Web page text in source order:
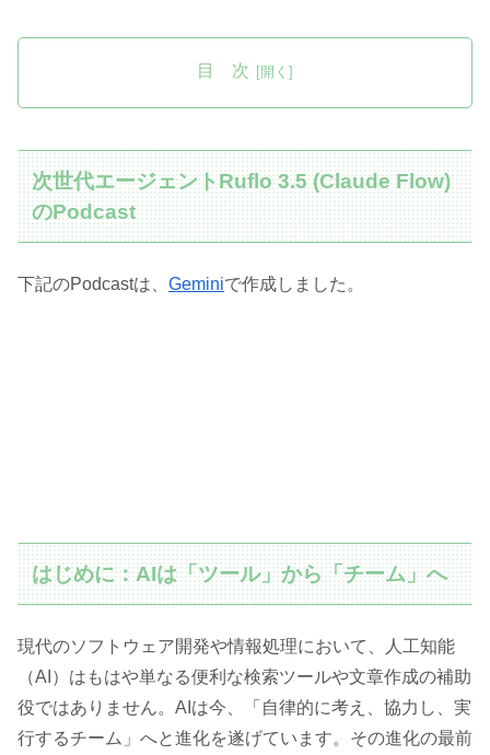
目 次
次世代エージェントRuflo 3.5 (Claude Flow)
のPodcast
下記のPodcastは、 Geminiで作成しました。
はじめに：AIは「ツール」から「チーム」へ
現代のソフトウェア開発や情報処理において、人工知能
（AI）はもはや単なる便利な検索ツールや文章作成の補助
役ではありません。AIは今、「自律的に考え、協力し、実
行するチーム」へと進化を遂げています。その進化の最前